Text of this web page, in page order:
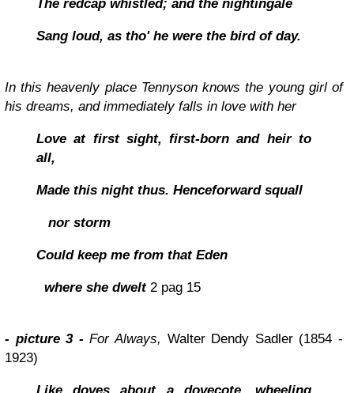
The redcap whistled; and the nightingale
Sang loud, as tho' he were the bird of day.
In this heavenly place Tennyson knows the young girl of
his dreams, and immediately falls in love with her
Love at first sight, first-born and heir to
all,
Made this night thus. Henceforward squall
nor storm
Could keep me from that Eden
where she dwelt 2 pag 15
- picture 3 -For Always, Walter Dendy Sadler (1854 -
1923)